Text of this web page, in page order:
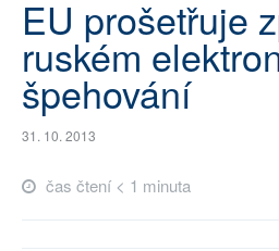
ARCHIV
ROZHOVORY
TÉMATA
NEJČTENĚJŠÍ ZA 7 DNÍ
EU prošetřuje
ruském
špehování
31. 10. 2013
čas čtení < 1 minuta